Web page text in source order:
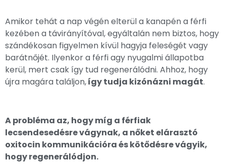
Amikor tehát a nap végén elterül a kanapén a férfi
kezében a távirányítóval, egyáltalán nem biztos, hogy
szándékosan figyelmen kívül hagyja feleségét vagy
barátnőjét. Ilyenkor a férfi agy nyugalmi állapotba
kerül, mert csak így tud regenerálódni. Ahhoz, hogy
újra magára találjon,így tudja kizónázni magát.
A probléma az, hogy míg a férfiak
lecsendesedésre vágynak, a nőket elárasztó
oxitocin kommunikációra és kötődésre vágyik,
hogy regenerálódjon.